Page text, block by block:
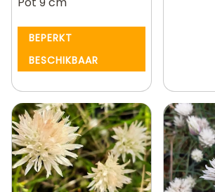
BEPERKT
BESCHIKBAAR